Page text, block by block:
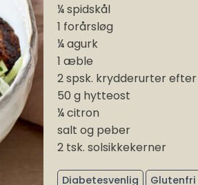
¼ spidskål
1 forårsløg
¼ agurk
1 æble
2 spsk. krydderurter
50 g hytteost
¼ citron
salt og peber
2 tsk. solsikkekerner
Diabetesvenlig Glutenfri